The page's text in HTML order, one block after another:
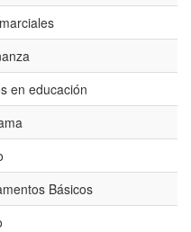
en educación
Básicos